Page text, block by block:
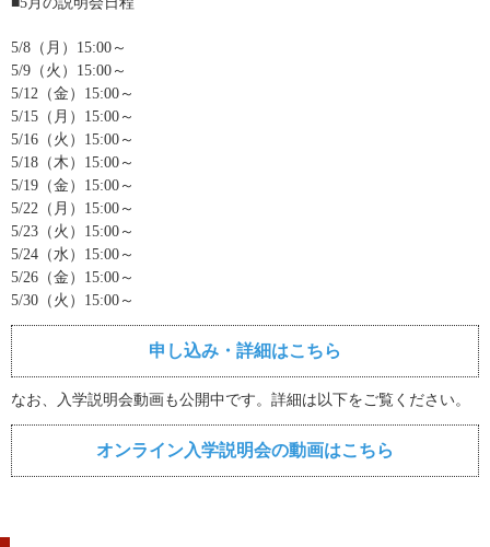
5/8（月）15:00～
5/9（火）15:00～
5/12（金）15:00～
5/15（月）15:00～
5/16（火）15:00～
5/18（木）15:00～
5/19（金）15:00～
5/22（月）15:00～
5/23（火）15:00～
5/24（水）15:00～
5/26（金）15:00～
5/30（火）15:00～
申し込み・詳細はこちら
なお、入学説明会動画も公開中です。詳細は以下をご覧ください。
オンライン入学説明会の動画はこちら